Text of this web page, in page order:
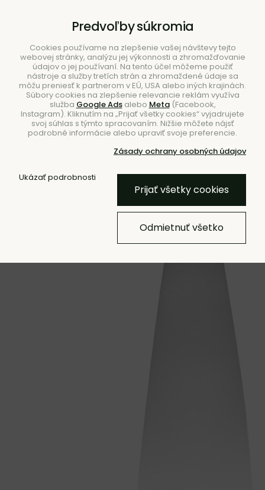
Hľadať
Úvod Doplnky Kvetináče Kvetináče do exteriéru
Kvetináč Buba s osvetlením
Predvoľby súkromia
Cookies používame na zlepšenie vašej návštevy tejto
webovej stránky, analýzu jej výkonnosti a zhromažďovanie
údajov o jej používaní. Na tento účel môžeme použiť
nástroje a služby tretích strán a zhromaždené údaje sa
môžu preniesť k partnerom v EÚ, USA alebo iných krajinách.
Súbory cookies na zlepšenie relevancie reklám využíva
služba Google Adsalebo Meta(Facebook,
Instagram). Kliknutím na „Prijať všetky cookies“ vyjadrujete
svoj súhlas s týmto spracovaním. Nižšie môžete nájsť
podrobné informácie alebo upraviť svoje preferencie.
Zásady ochrany osobných údajov
Ukázať podrobnosti
Prijať všetky cookies
Odmietnuť všetko